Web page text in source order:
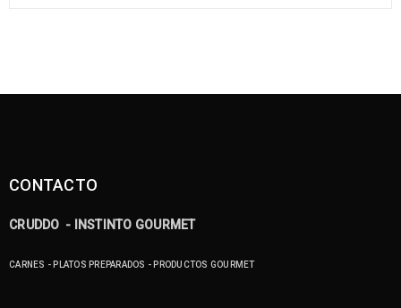
CONTACTO
CRUDDO - INSTINTO GOURMET
CARNES - PLATOS PREPARADOS - PRODUCTOS GOURMET